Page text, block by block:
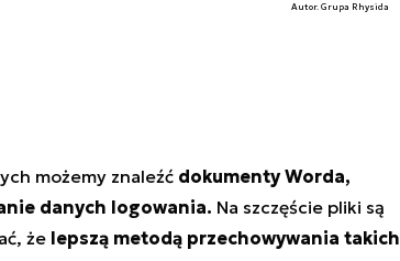
Autor. Grupa Rhysida
możemy znaleźć dokumenty Worda,
danych logowania. Na szczęście pliki są
że lepszą metodą przechowywania takich